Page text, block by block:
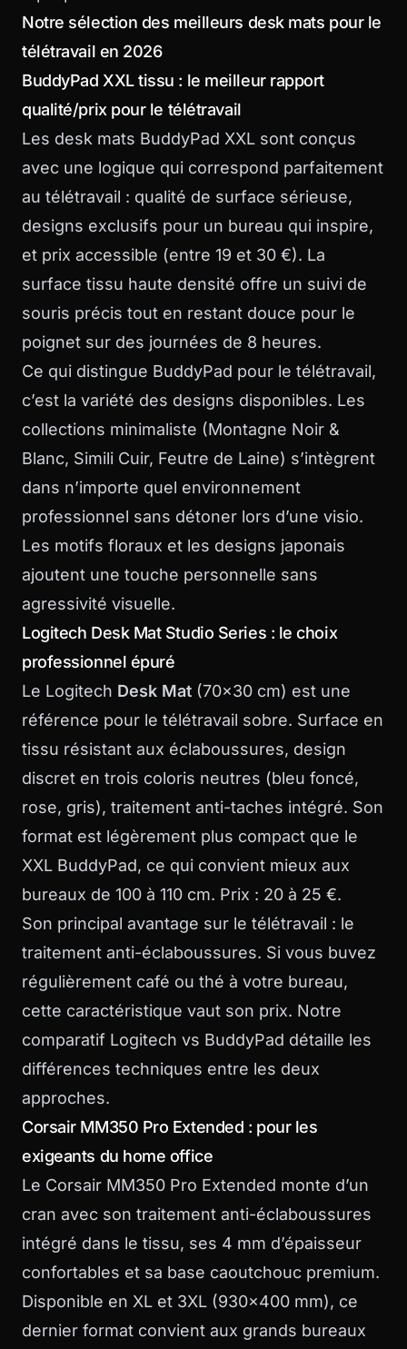
Notre sélection des meilleurs desk mats pour le
télétravail en 2026
BuddyPad XXL tissu : le meilleur rapport
qualité/prix pour le télétravail
Les desk mats BuddyPad XXL sont conçus
avec une logique qui correspond parfaitement
au télétravail : qualité de surface sérieuse,
designs exclusifs pour un bureau qui inspire,
et prix accessible (entre 19 et 30 €). La
surface tissu haute densité offre un suivi de
souris précis tout en restant douce pour le
poignet sur des journées de 8 heures.
Ce qui distingue BuddyPad pour le télétravail,
c’est la variété des designs disponibles. Les
collections minimaliste (Montagne Noir &
Blanc, Simili Cuir, Feutre de Laine) s’intègrent
dans n’importe quel environnement
professionnel sans détoner lors d’une visio.
Les motifs floraux et les designs japonais
ajoutent une touche personnelle sans
agressivité visuelle.
Logitech Desk Mat Studio Series : le choix
professionnel épuré
Le Logitech Desk Mat (70×30 cm) est une
référence pour le télétravail sobre. Surface en
tissu résistant aux éclaboussures, design
discret en trois coloris neutres (bleu foncé,
rose, gris), traitement anti-taches intégré. Son
format est légèrement plus compact que le
XXL BuddyPad, ce qui convient mieux aux
bureaux de 100 à 110 cm. Prix : 20 à 25 €.
Son principal avantage sur le télétravail : le
traitement anti-éclaboussures. Si vous buvez
régulièrement café ou thé à votre bureau,
cette caractéristique vaut son prix. Notre
comparatif Logitech vs BuddyPad détaille les
différences techniques entre les deux
approches.
Corsair MM350 Pro Extended : pour les
exigeants du home office
Le Corsair MM350 Pro Extended monte d’un
cran avec son traitement anti-éclaboussures
intégré dans le tissu, ses 4 mm d’épaisseur
confortables et sa base caoutchouc premium.
Disponible en XL et 3XL (930×400 mm), ce
dernier format convient aux grands bureaux